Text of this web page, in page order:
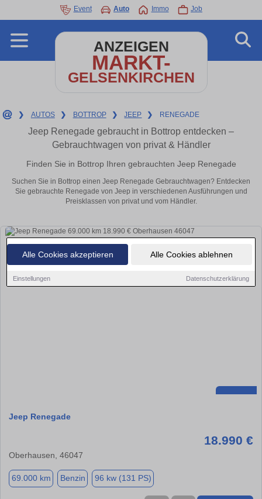
Alle Cookies akzeptieren Alle Cookies ablehnen
Einstellungen Datenschutzerklärung
Event Auto Immo Job
ANZEIGEN
MARKT-
GELSENKIRCHEN
❯ AUTOS ❯ BOTTROP ❯ JEEP ❯ RENEGADE
Jeep Renegade gebraucht in Bottrop entdecken –
Gebrauchtwagen von privat & Händler
Finden Sie in Bottrop Ihren gebrauchten Jeep Renegade
Suchen Sie in Bottrop einen Jeep Renegade Gebrauchtwagen? Entdecken
Sie gebrauchte Renegade von Jeep in verschiedenen Ausführungen und
Preisklassen von privat und vom Händler.
Jeep Renegade
18.990 €
Oberhausen, 46047
69.000 km Benzin 96 kw (131 PS)